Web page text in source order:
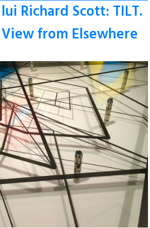
Richard Scott: TILT.
from Elsewhere